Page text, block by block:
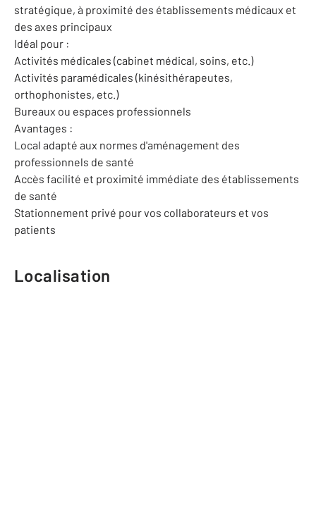
stratégique, à proximité des établissements médicaux et
des axes principaux
Idéal pour :
Activités médicales (cabinet médical, soins, etc.)
Activités paramédicales (kinésithérapeutes,
orthophonistes, etc.)
Bureaux ou espaces professionnels
Avantages :
Local adapté aux normes d'aménagement des
professionnels de santé
Accès facilité et proximité immédiate des établissements
de santé
Stationnement privé pour vos collaborateurs et vos
patients
Localisation